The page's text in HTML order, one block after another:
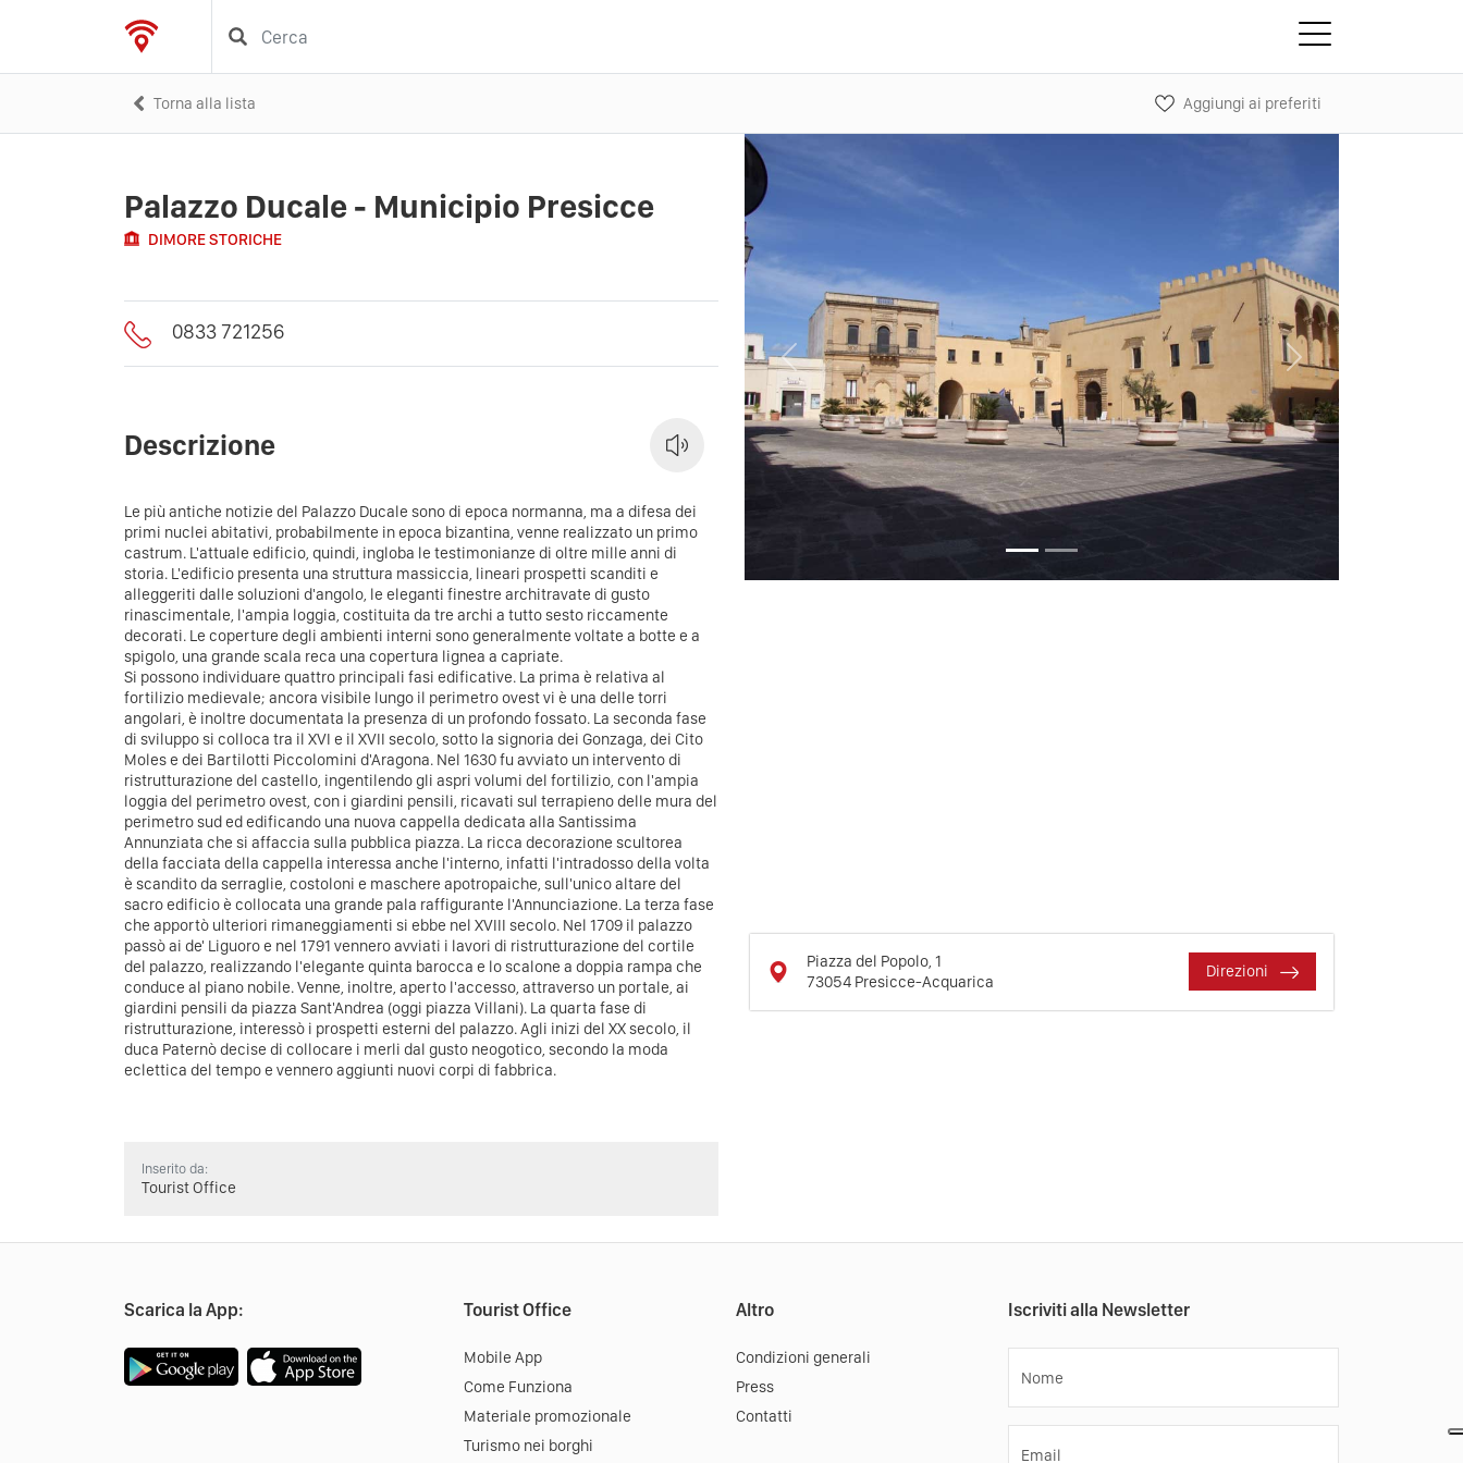
Torna alla lista Aggiungi ai preferiti
Palazzo Ducale - Municipio Presicce
DIMORE STORICHE
0833 721256
Descrizione
Le più antiche notizie del Palazzo Ducale sono di epoca normanna, ma a difesa dei
primi nuclei abitativi, probabilmente in epoca bizantina, venne realizzato un primo
castrum. L'attuale edificio, quindi, ingloba le testimonianze di oltre mille anni di
storia. L'edificio presenta una struttura massiccia, lineari prospetti scanditi e
alleggeriti dalle soluzioni d'angolo, le eleganti finestre architravate di gusto
rinascimentale, l'ampia loggia, costituita da tre archi a tutto sesto riccamente
decorati. Le coperture degli ambienti interni sono generalmente voltate a botte e a
spigolo, una grande scala reca una copertura lignea a capriate.
Si possono individuare quattro principali fasi edificative. La prima è relativa al
fortilizio medievale; ancora visibile lungo il perimetro ovest vi è una delle torri
angolari, è inoltre documentata la presenza di un profondo fossato. La seconda fase
di sviluppo si colloca tra il XVI e il XVII secolo, sotto la signoria dei Gonzaga, dei Cito
Moles e dei Bartilotti Piccolomini d'Aragona. Nel 1630 fu avviato un intervento di
ristrutturazione del castello, ingentilendo gli aspri volumi del fortilizio, con l'ampia
loggia del perimetro ovest, con i giardini pensili, ricavati sul terrapieno delle mura del
perimetro sud ed edificando una nuova cappella dedicata alla Santissima
Annunziata che si affaccia sulla pubblica piazza. La ricca decorazione scultorea
della facciata della cappella interessa anche l'interno, infatti l'intradosso della volta
è scandito da serraglie, costoloni e maschere apotropaiche, sull'unico altare del
sacro edificio è collocata una grande pala raffigurante l'Annunciazione. La terza fase
che apportò ulteriori rimaneggiamenti si ebbe nel XVIII secolo. Nel 1709 il palazzo
passò ai de' Liguoro e nel 1791 vennero avviati i lavori di ristrutturazione del cortile
del palazzo, realizzando l'elegante quinta barocca e lo scalone a doppia rampa che
conduce al piano nobile. Venne, inoltre, aperto l'accesso, attraverso un portale, ai
giardini pensili da piazza Sant'Andrea (oggi piazza Villani). La quarta fase di
ristrutturazione, interessò i prospetti esterni del palazzo. Agli inizi del XX secolo, il
duca Paternò decise di collocare i merli dal gusto neogotico, secondo la moda
eclettica del tempo e vennero aggiunti nuovi corpi di fabbrica.
Inserito da:
Tourist Office
Previous Next
Piazza del Popolo, 1
73054 Presicce-Acquarica
Direzioni
Scarica la App: Tourist Office
Mobile App
Come Funziona
Materiale promozionale
Turismo nei borghi
Altro
Condizioni generali
Press
Contatti
Iscriviti alla Newsletter
Nome
Email